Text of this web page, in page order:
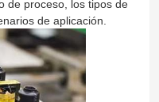
de proceso, los tipos de
de aplicación.